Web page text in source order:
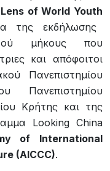
ofWorld Youth
της εκδήλωσης
μήκους που
και απόφοιτοι
Πανεπιστημίου
Πανεπιστημίου
Κρήτης και της
Looking China
of International
(AICCC).